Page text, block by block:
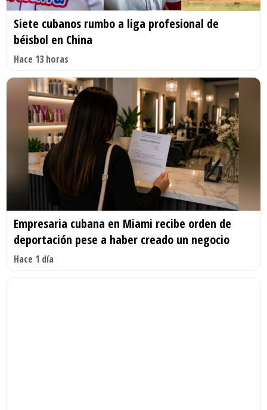
Siete cubanos rumbo a liga profesional de
béisbol en China
Hace 13 horas
Empresaria cubana en Miami recibe orden de
deportación pese a haber creado un negocio
Hace 1 día